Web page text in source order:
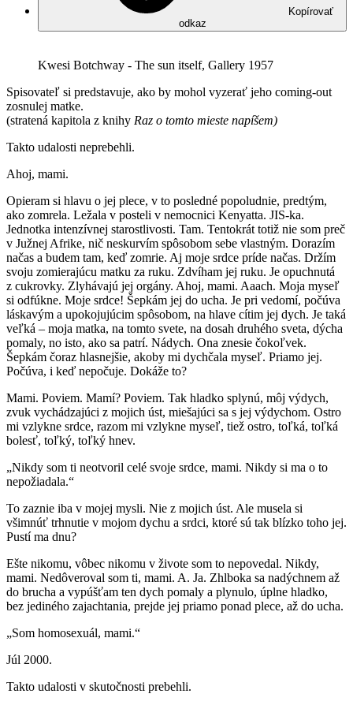
Kopírovať
odkaz
Kwesi Botchway - The sun itself, Gallery 1957
Spisovateľ si predstavuje, ako by mohol vyzerať jeho coming-out
zosnulej matke.
(stratená kapitola z knihy Raz o tomto mieste napíšem)
Takto udalosti neprebehli.
Ahoj, mami.
Opieram si hlavu o jej plece, v to posledné popoludnie, predtým,
ako zomrela. Ležala v posteli v nemocnici Kenyatta. JIS-ka.
Jednotka intenzívnej starostlivosti. Tam. Tentokrát totiž nie som preč
v Južnej Afrike, nič neskurvím spôsobom sebe vlastným. Dorazím
načas a budem tam, keď zomrie. Aj moje srdce príde načas. Držím
svoju zomierajúcu matku za ruku. Zdvíham jej ruku. Je opuchnutá
z cukrovky. Zlyhávajú jej orgány. Ahoj, mami. Aaach. Moja myseľ
si odfúkne. Moje srdce! Šepkám jej do ucha. Je pri vedomí, počúva
láskavým a upokojujúcim spôsobom, na hlave cítim jej dych. Je taká
veľká – moja matka, na tomto svete, na dosah druhého sveta, dýcha
pomaly, no isto, ako sa patrí. Nádych. Ona znesie čokoľvek.
Šepkám čoraz hlasnejšie, akoby mi dychčala myseľ. Priamo jej.
Počúva, i keď nepočuje. Dokáže to?
Mami. Poviem. Mamí? Poviem. Tak hladko splynú, môj výdych,
zvuk vychádzajúci z mojich úst, miešajúci sa s jej výdychom. Ostro
mi vzlykne srdce, razom mi vzlykne myseľ, tiež ostro, toľká, toľká
bolesť, toľký, toľký hnev.
„Nikdy som ti neotvoril celé svoje srdce, mami. Nikdy si ma o to
nepožiadala.“
To zaznie iba v mojej mysli. Nie z mojich úst. Ale musela si
všimnúť trhnutie v mojom dychu a srdci, ktoré sú tak blízko toho jej.
Pustí ma dnu?
Ešte nikomu, vôbec nikomu v živote som to nepovedal. Nikdy,
mami. Nedôveroval som ti, mami. A. Ja. Zhlboka sa nadýchnem až
do brucha a vypúšťam ten dych pomaly a plynulo, úplne hladko,
bez jediného zajachtania, prejde jej priamo ponad plece, až do ucha.
„Som homosexuál, mami.“
Júl 2000.
Takto udalosti v skutočnosti prebehli.